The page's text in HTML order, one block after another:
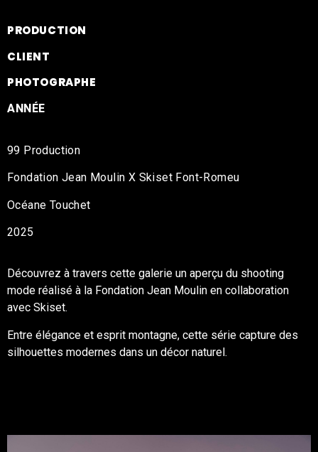
PRODUCTION
CLIENT
PHOTOGRAPHE
ANNÉE
99 Production
Fondation Jean Moulin X Skiset Font-Romeu
Océane Touchet
2025
Découvrez à travers cette galerie un aperçu du shooting
mode réalisé à la Fondation Jean Moulin en collaboration
avec Skiset.
Entre élégance et esprit montagne, cette série capture des
silhouettes modernes dans un décor naturel.